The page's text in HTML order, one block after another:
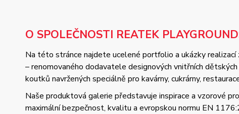
O SPOLEČNOSTI REATEK
Na této stránce najdete ucelené portfolio a ukázky realizací
– renomovaného dodavatele designových vnitřních
koutků navržených speciálně pro kavárny, cukrárny,
Naše produktová galerie představuje inspirace a vzorové
maximální bezpečnost, kvalitu a evropskou normu EN